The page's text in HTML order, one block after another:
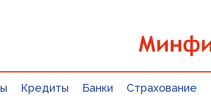
Кредиты Банки Страхование